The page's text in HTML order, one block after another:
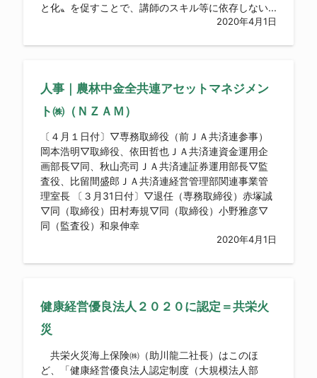
と化〟を促すことで、講師のスキル等に依存しない...
2020年4月1日
人事｜農林中金全共連アセットマネジメン
ト㈱（ＮＺＡＭ）
〔４月１日付〕▽専務取締役（前ＪＡ共済連参事）
岡本浩明▽取締役、依田哲也ＪＡ共済連資金運用企
画部長▽同、秋山亮司ＪＡ共済連証券運用部長▽監
査役、比留間盛郎ＪＡ共済連経営管理部関連事業管
理室長 〔３月31日付〕▽退任（専務取締役）赤塚誠
▽同（取締役）田村寿規▽同（取締役）小野雅彦▽
同（監査役）和泉伸幸
2020年4月1日
健康経営優良法人２０２０に認定＝共栄火
災
共栄火災海上保険㈱（助川龍二社長）はこのほ
ど、「健康経営優良法人認定制度（大規模法人部